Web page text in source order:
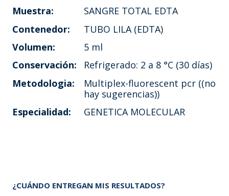
Muestra:
SANGRE TOTAL EDTA
Contenedor:
TUBO LILA (EDTA)
Volumen:
5 ml
Conservación:
Refrigerado: 2 a 8 °C (30 días)
Metodologia:
Multiplex-fluorescent pcr ((no
hay sugerencias))
Especialidad:
GENETICA MOLECULAR
¿CUÁNDO ENTREGAN MIS RESULTADOS?